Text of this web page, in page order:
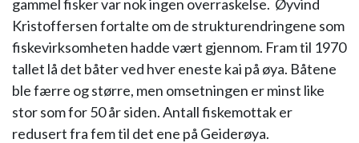
gammel fisker var nok ingen overraskelse. Øyvind
Kristoffersen fortalte om de strukturendringene som
fiskevirksomheten hadde vært gjennom. Fram til 1970
tallet lå det båter ved hver eneste kai på øya. Båtene
ble færre og større, men omsetningen er minst like
stor som for 50 år siden. Antall fiskemottak er
redusert fra fem til det ene på Geiderøya.